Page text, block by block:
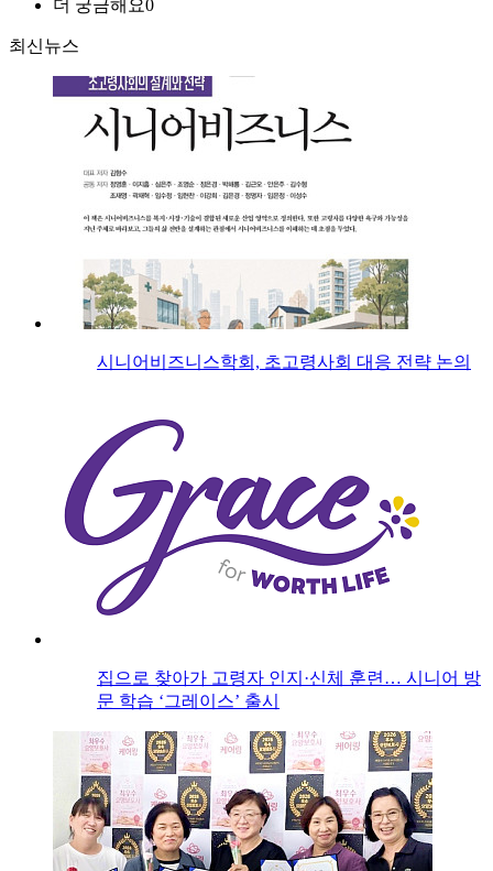
더 궁금해요0
최신뉴스
시니어비즈니스학회, 초고령사회 대응 전략 논의
집으로 찾아가 고령자 인지·신체 훈련… 시니어 방
문 학습 ‘그레이스’ 출시